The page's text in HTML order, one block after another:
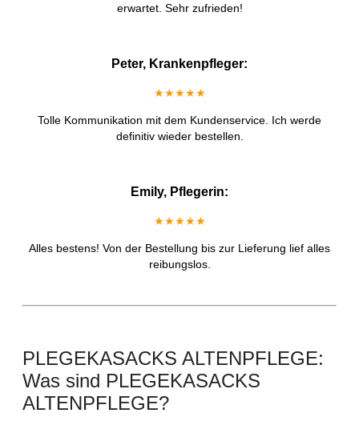
erwartet. Sehr zufrieden!
Peter, Krankenpfleger:
★★★★★
Tolle Kommunikation mit dem Kundenservice. Ich werde
definitiv wieder bestellen.
Emily, Pflegerin:
★★★★★
Alles bestens! Von der Bestellung bis zur Lieferung lief alles
reibungslos.
PLEGEKASACKS ALTENPFLEGE:
Was sind PLEGEKASACKS
ALTENPFLEGE?